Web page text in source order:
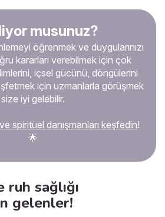
musunuz?
öğrenmek ve duygularınızı
kararları verebilmek için çok
içsel gücünü, döngülerini
için uzmanlarla görüşmek
size iyi gelebilir.
spiritüel danışmanları keşfedin!
🌟
sağlığı
gelenler!